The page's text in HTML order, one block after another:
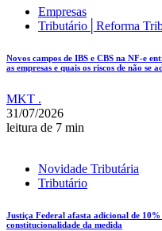
Empresas
Tributário│Reforma
Novos campos de IBS e CBS na NF-e
as empresas e quais os riscos de não se
MKT .
31/07/2026
leitura de 7 min
Novidade Tributária
Tributário
Justiça Federal afasta adicional de
constitucionalidade da medida